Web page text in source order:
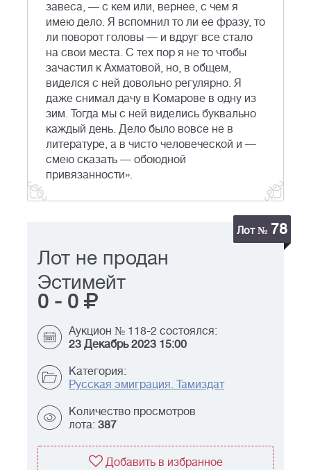
завеса, — с кем или, вернее, с чем я
имею дело. Я вспомнил то ли ее фразу, то
ли поворот головы — и вдруг все стало
на свои места. С тех пор я не то чтобы
зачастил к Ахматовой, но, в общем,
виделся с ней довольно регулярно. Я
даже снимал дачу в Комарове в одну из
зим. Тогда мы с ней виделись буквально
каждый день. Дело было вовсе не в
литературе, а в чисто человеческой и —
смею сказать — обоюдной
привязанности».
Лот № 78
Лот не продан
Эстимейт
0 - 0
Аукцион № 118-2 состоялся:
23 Декабрь 2023 15:00
Категория:
Русская эмиграция. Тамиздат
Количество просмотров
лота: 387
Добавить в избранное